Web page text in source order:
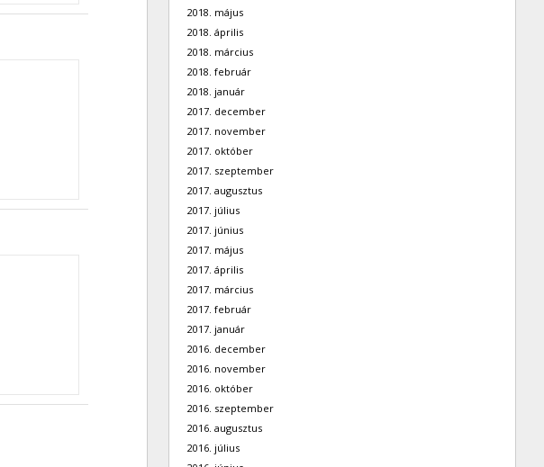
2018. május
2018. április
2018. március
2018. február
2018. január
2017. december
2017. november
2017. október
2017. szeptember
2017. augusztus
2017. július
2017. június
2017. május
2017. április
2017. március
2017. február
2017. január
2016. december
2016. november
2016. október
2016. szeptember
2016. augusztus
2016. július